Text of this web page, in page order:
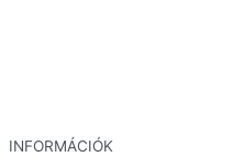
INFORMÁCIÓK